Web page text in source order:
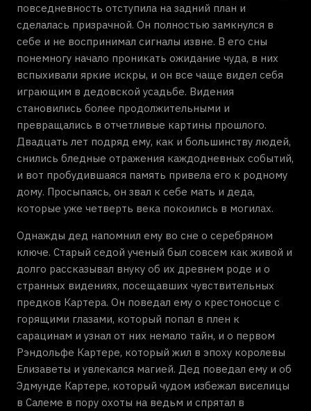
повседневность отступила на задний план и
сделалась призрачной. Он полностью замкнулся в
себе и не воспринимал сигналы извне. В его сны
понемногу начало проникать ожидание чуда, в них
вспыхивали яркие искры, и он все чаще видел себя
играющим в дедовской усадьбе. Видения
становились более продолжительными и
превращались в отчетливые картины прошлого.
Двадцать лет подряд ему, как и большинству людей,
снились бледные отражения каждодневных событий,
и вот пробудившаяся память привела его к родному
дому. Просыпаясь, он звал к себе мать и деда,
которые уже четверть века покоились в могилах.
Однажды дед напомнил ему во сне о серебряном
ключе. Старый седой ученый был совсем как живой и
долго рассказывал внуку об их древнем роде и о
странных видениях, посещавших чувствительных
предков Картера. Он поведал ему о крестоносце с
горящими глазами, который попал в плен к
сарацинам и узнал от них немало тайн, и о первом
Рэндольфе Картере, который жил в эпоху королевы
Елизаветы и увлекался магией. Дед поведал ему и об
Эдмунде Картере, который чудом избежал виселицы
в Салеме в пору охоты на ведьм и спрятал в